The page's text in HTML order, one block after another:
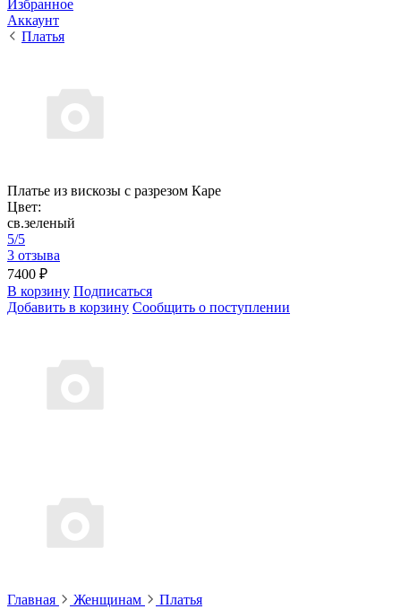
Избранное
Аккаунт
Платья
Платье из вискозы с разрезом Каре
Цвет:
св.зеленый
5/5
3 отзыва
7400 ₽
В корзину Подписаться
Добавить в корзину Сообщить о поступлении
Главная Женщинам Платья